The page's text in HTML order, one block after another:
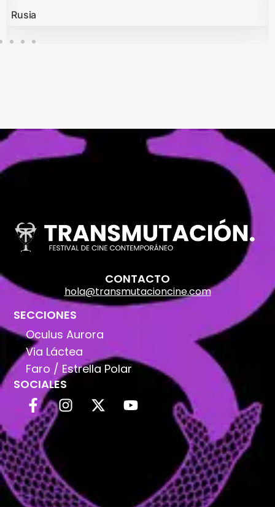
Rusia
SECCIONES
Oculus Aurora
Via Láctea
Faro / Estrella Polar
CONTACTO
hola@transmutacioncine.com
SOCIALES